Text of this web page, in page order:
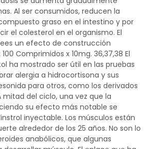
Al ser consumidos, reducen la
graso en el intestino y por
el colesterol en el organismo. El
un efecto de construcción
Comprimidos x 10mg. 36,37,38 El
ha mostrado ser útil en las pruebas
alergia a hidrocortisona y sus
para otros, como los derivados
del ciclo, una vez que la
su efecto más notable se
inyectable. Los músculos están
alrededor de los 25 años. No son lo
anabólicos, que algunas